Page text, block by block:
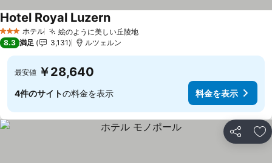
3 ホテルのランク
ホテル 絵のように美しい丘陵地料金を表示
Hotel Royal Luzern料金を表示
8.3 満足 3,131 ルツェルン
最安値 ￥28,640
4件のサイトの料金を表示 料金を表示
シェア お